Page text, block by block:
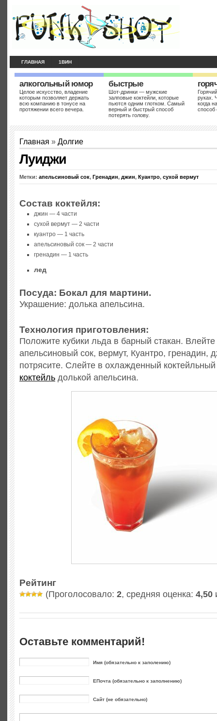
ГЛАВНАЯ 1ВИН
алкогольный юмор
Целое искусство, владение
которым позволяет держать
всю компанию в тонусе на
протяжении всего вечера.
быстрые
Шот-дринки — мужские
залповые коктейли, которые
пьются одним глотком. Самый
верный и быстрый способ
потерять голову.
руках.
когда
способ
Главная » Долгие
Луиджи
Метки: апельсиновый сок, Гренадин, джин, Куантро, сухой вермут
Состав коктейля:
джин — 4 части
сухой вермут — 2 части
куантро — 1 часть
апельсиновый сок — 2 части
гренадин — 1 часть
лед
Посуда: Бокал для мартини.
Украшение: долька апельсина.
Технология приготовления:
Положите кубики льда в барный стакан.
апельсиновый сок, вермут, Куантро, гренадин,
потрясите. Слейте в охлажденный коктейльный
коктейль долькой апельсина.
Рейтинг
(Проголосовало: 2, средняя оценка: 4,50
Оставьте комментарий!
Имя (обязательно к заполению)
ЕПочта (обязательно к заполнению)
Сайт (не обязательно)